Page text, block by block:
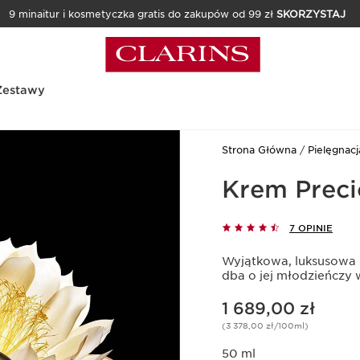
9 minaitur i kosmetyczka gratis do zakupów od 99 zł SKORZYSTAJ
Strona Główna
Krem
7 OPINIE
Wyjątkowa,
dba o jej młodzieńczy
Aktualna cena 1 689,00 zł
1 689,00 zł
(3 378,00 zł/100ml)
50 ml